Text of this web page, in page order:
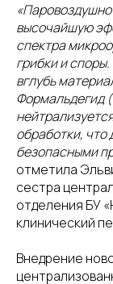
высочайшую
спектра
грибки и
вглубь
Формальдегид
обработки,
безопасными
отметила
сестра
отделения БУ
клинический
Внедрение